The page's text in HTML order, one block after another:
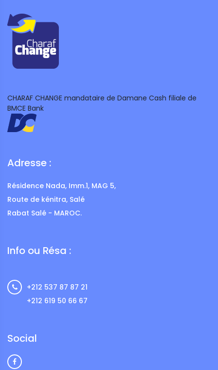
CHARAF CHANGE mandataire de Damane Cash filiale de
BMCE Bank
Adresse :
Résidence Nada, Imm.1, MAG 5,
Route de kénitra, Salé
Rabat Salé - MAROC.
Info ou Résa :
+212 537 87 87 21
+212 619 50 66 67
Social